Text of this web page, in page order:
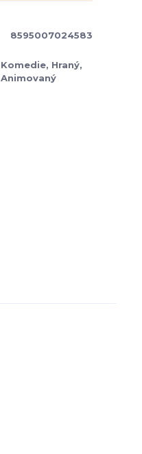
8595007024583
Komedie, Hraný,
Animovaný